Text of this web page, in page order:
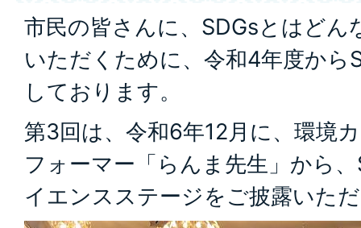
市民の皆さんに、SDGsとはどん
いただくために、令和4年度から
しております。
第3回は、令和6年12月に、環境
フォーマー「らんま先生」から
イエンスステージをご披露いた